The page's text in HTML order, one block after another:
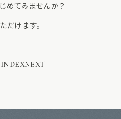
めてみませんか？
だけます。
INDEXNEXT